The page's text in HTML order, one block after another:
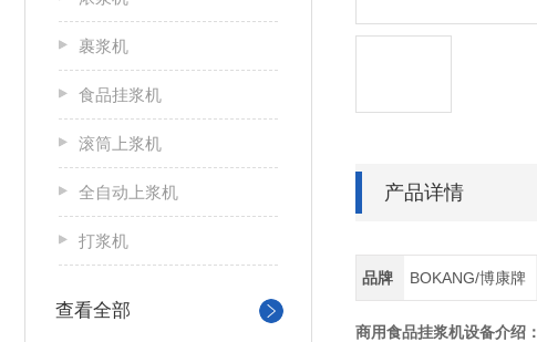
裹浆机
食品挂浆机
滚筒上浆机
全自动上浆机
打浆机
查看全部
产品详情
品牌 BOKANG/博康牌
商用食品挂浆机设备介绍：